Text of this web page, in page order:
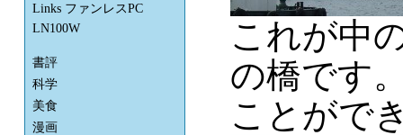
これが中
の橋です
ことがで
Links ファンレスPC
LN100W
書評
科学
美食
漫画